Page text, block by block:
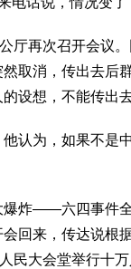
再次召开会议。
取消，传出去后
设想，不能传出去
为，如果不是
炸——六四事件全
回来，传达说根
民大会堂举行十万